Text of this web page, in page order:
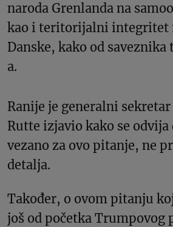
naroda Grenlanda na
kao i teritorijalni integritet
Danske, kako od saveznika
a.
Ranije je generalni
Rutte izjavio kako se odvija
vezano za ovo pitanje, ne
detalja.
Također, o ovom pitanju
još od početka Trumpovog